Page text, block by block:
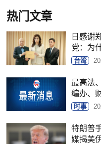
热门文章
日感谢
党：为
台湾
最高法
编办、
时事
特朗普
媒揭美